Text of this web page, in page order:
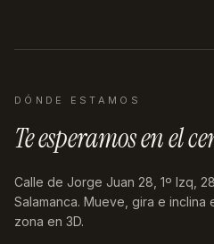
DÓNDE ESTAMOS
Te esperamos enel
Calle de Jorge Juan 28, 1º Izq,
Salamanca. Mueve, gira e inclina
zona en 3D.